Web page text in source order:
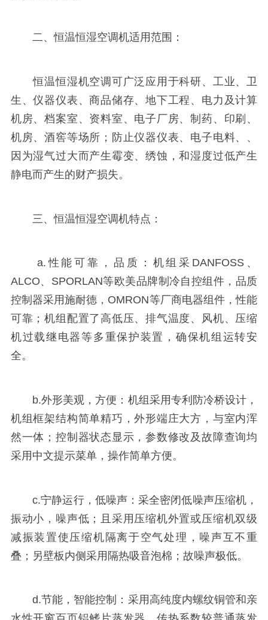
二、恒温恒湿空调机适用范围：
恒温恒湿机空调可广泛应用于科研、工业、卫
生、仪器仪表、商品储存、地下工程、电力及计算
机房、档案室、资料室、电子厂房、制药、印刷、
机房、酒窖等场所；防止仪器仪表、电子电料、、
因为湿气过大而产生霉变、绣蚀，和湿度过低产生
静电而产生的财产损失。
三、恒温恒湿空调机特点：
a.性能可靠，品质：机组采DANFOSS、
ALCO、SPORLAN等欧美品牌制冷自控组件，品质
控制器采用施耐德，OMRON等厂商电器组件，性能
可靠；机组配置了高低压、排气温度、风机、压缩
机过载继电器等多重保护装置，确保机组运转安
全。
b.外形美观，方便：机组采用专利防冷桥设计，
机组框架结构简单精巧，外形端庄大方，与室内浑
然一体；控制器状态显示，参数修改及故障查询均
采用中文提示菜单，操作简单方便。
c.宁静运行，低噪声：采全密闭低噪声压缩机，
振动小，噪声低；且采用压缩机外置或压缩机双级
减振装置使压缩机隔离于空气处理，噪声互不重
叠；另壁板内侧采用隔热吸音泡棉；故噪声极低。
d.节能，智能控制：采用高纯度内螺纹铜管和亲